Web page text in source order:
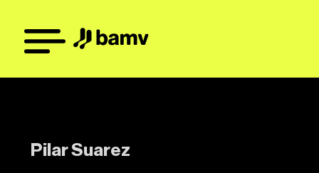
Pilar Suarez